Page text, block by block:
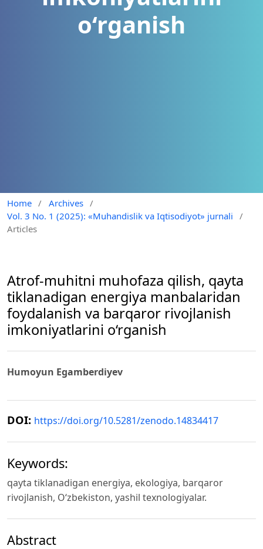
o‘rganish
Home / Archives /
Vol. 3 No. 1 (2025): «Muhandislik va Iqtisodiyot» jurnali
/
Articles
Atrof-muhitni muhofaza qilish, qayta
tiklanadigan energiya manbalaridan
foydalanish va barqaror rivojlanish
imkoniyatlarini o‘rganish
Humoyun Egamberdiyev
DOI: https://doi.org/10.5281/zenodo.14834417
Keywords:
qayta tiklanadigan energiya, ekologiya, barqaror
rivojlanish, O‘zbekiston, yashil texnologiyalar.
Abstract